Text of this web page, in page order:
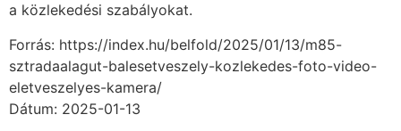
a közlekedési szabályokat.
Forrás: https://index.hu/belfold/2025/01/13/m85-
sztradaalagut-balesetveszely-kozlekedes-foto-video-
eletveszelyes-kamera/
Dátum: 2025-01-13